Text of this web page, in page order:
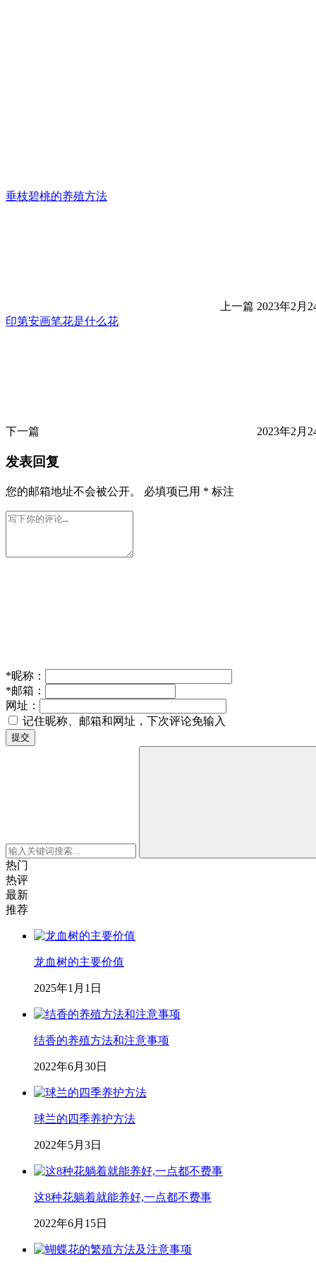
垂枝碧桃的养殖方法
上一篇 2023年2月
印第安画笔花是什么花
下一篇 2023年2月
发表回复
您的邮箱地址不会被公开。 必填项已用 * 标注
*昵称：
*邮箱：
网址：
记住昵称、邮箱和网址，下次评论免输入
提交
热门
热评
最新
推荐
龙血树的主要价值
2025年1月1日
结香的养殖方法和注意事项
2022年6月30日
球兰的四季养护方法
2022年5月3日
这8种花躺着就能养好,一点都不费事
2022年6月15日